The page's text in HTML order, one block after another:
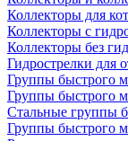
Коллекторы для
Коллекторы с
Коллекторы без
Гидрострелки для
Группы быстрого
Группы быстрого
Стальные группы
Группы быстрого